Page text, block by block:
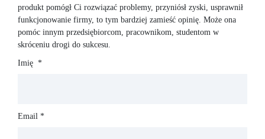
produkt pomógł Ci rozwiązać problemy, przyniósł zyski, usprawnił
funkcjonowanie firmy, to tym bardziej zamieść opinię. Może ona
pomóc innym przedsiębiorcom, pracownikom, studentom w
skróceniu drogi do sukcesu.
Imię *
Email *